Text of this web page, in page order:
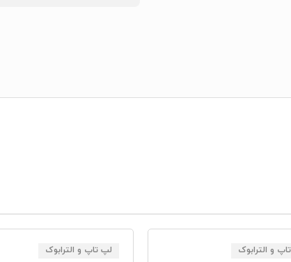
و الترابوک لپ تاپ و الترابوک